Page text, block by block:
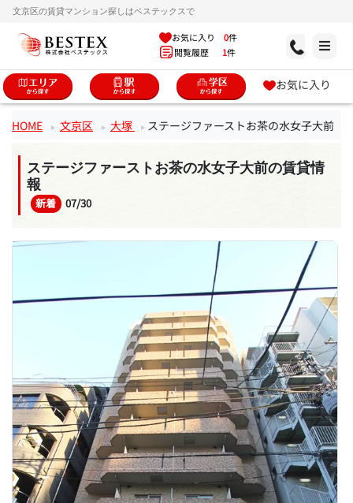
文京区の賃貸マンション探しはベステックスで
お気に入り 0件
閲覧履歴 1件
お気に入り
HOME 文京区 大塚 ステージファーストお茶の水女子大前
ステージファーストお茶の水女子大前の賃貸情
報
新着 07/30